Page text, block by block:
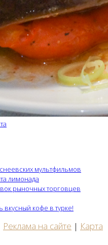
мультфильмов
лимонада
рыночных торговцев
вкусный кофе в турке!
Реклама на сайте | Карта